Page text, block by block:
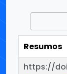
Resumos
https://